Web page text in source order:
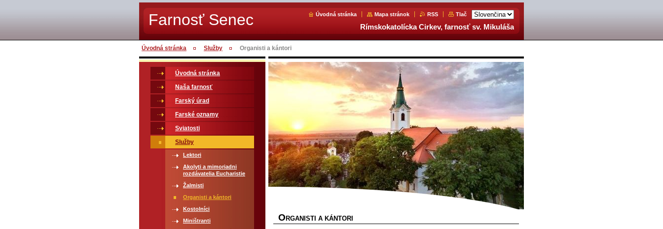
Farnosť Senec Úvodná stránka Mapa stránok RSS Tlač
Rímskokatolícka Cirkev, farnosť sv. Mikuláša
Úvodná stránka Služby Organisti a kántori
O RGANISTI A KÁNTORI
Úvodná stránka
Naša farnosť
Farský úrad
Farské oznamy
Sviatosti
Služby
Lektori
Akolyti a mimoriadni
rozdávatelia Eucharistie
Žalmisti
Organisti a kántori
Kostolníci
Miništranti